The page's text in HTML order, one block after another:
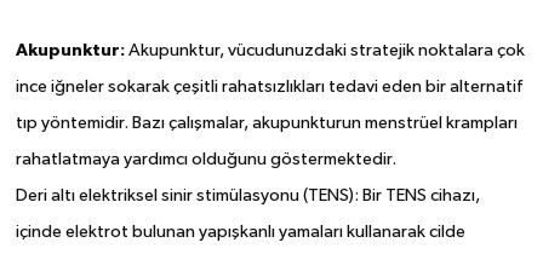
Akupunktur:Akupunktur, vücudunuzdaki stratejik noktalara çok
ince iğneler sokarak çeşitli rahatsızlıkları tedavi eden bir alternatif
tıp yöntemidir. Bazı çalışmalar, akupunkturun menstrüel krampları
rahatlatmaya yardımcı olduğunu göstermektedir.
Deri altı elektriksel sinir stimülasyonu (TENS): Bir TENS cihazı,
içinde elektrot bulunan yapışkanlı yamaları kullanarak cilde